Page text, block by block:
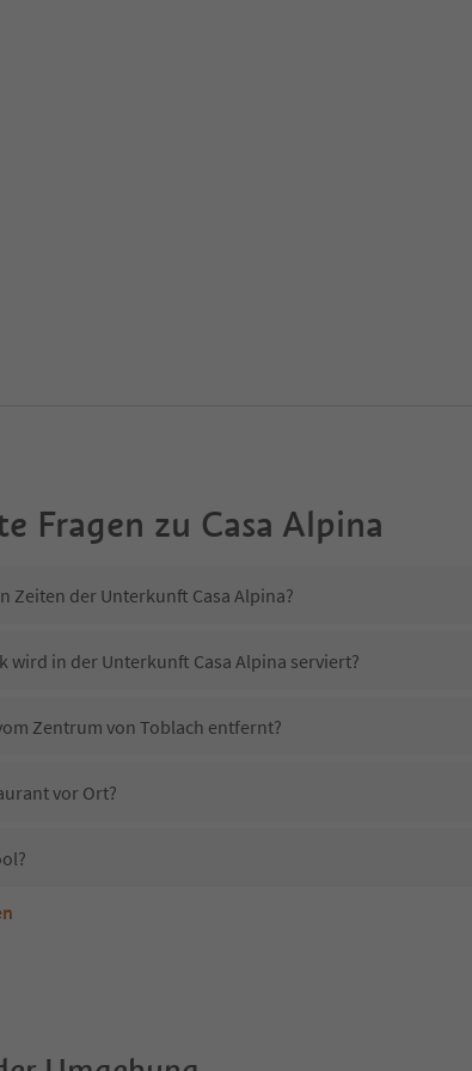
Fragen zu Casa Alpina
Zeiten der Unterkunft Casa Alpina?
wird in der Unterkunft Casa Alpina serviert?
Zentrum von Toblach entfernt?
vor Ort?
Casa Alpina erlaubt?
Alpina?